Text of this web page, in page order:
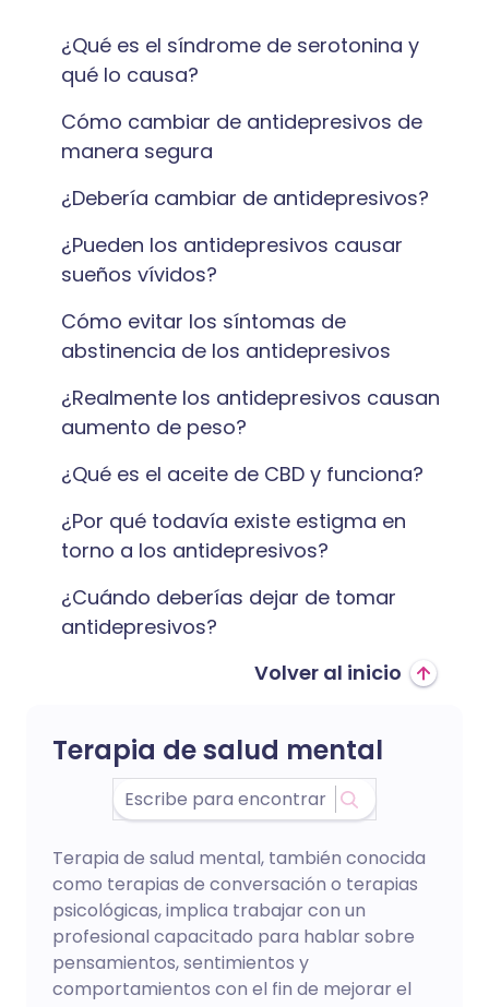
¿Qué es el síndrome de serotonina y
qué lo causa?
Cómo cambiar de antidepresivos de
manera segura
¿Debería cambiar de antidepresivos?
¿Pueden los antidepresivos causar
sueños vívidos?
Cómo evitar los síntomas de
abstinencia de los antidepresivos
¿Realmente los antidepresivos causan
aumento de peso?
¿Qué es el aceite de CBD y funciona?
¿Por qué todavía existe estigma en
torno a los antidepresivos?
¿Cuándo deberías dejar de tomar
antidepresivos?
Volver al inicio
Terapia de salud mental
Terapia de salud mental, también conocida
como terapias de conversación o terapias
psicológicas, implica trabajar con un
profesional capacitado para hablar sobre
pensamientos, sentimientos y
comportamientos con el fin de mejorar el